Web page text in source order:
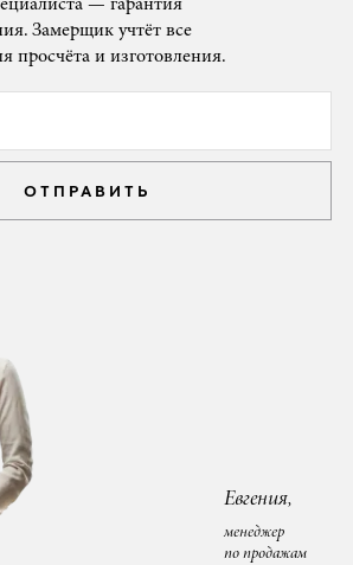
— гарантия
Замерщик учтёт все
просчёта и изготовления.
ОТПРАВИТЬ
Евгения,
менеджер
по продажам